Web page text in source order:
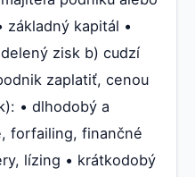
kapitál •
zisk b) cudzí
zaplatiť, cenou
• dlhodobý a
forfailing, finančné
lízing • krátkodobý